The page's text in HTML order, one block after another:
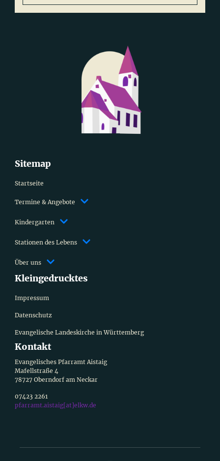
Sitemap
Startseite
Termine & Angebote
Kindergarten
Stationen des Lebens
Über uns
Kleingedrucktes
Impressum
Datenschutz
Evangelische Landeskirche in Württemberg
Kontakt
Evangelisches Pfarramt Aistaig
Mafellstraße 4
78727 Oberndorf am Neckar
07423 2261
pfarramt.aistaig[at]elkw.de